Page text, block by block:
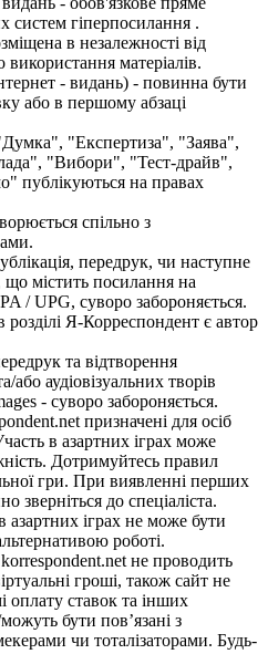
систем гіперпосилання .
в незалежності від
матеріалів.
- видань) - повинна бути
або в першому абзаці
"Експертиза", "Заява",
"Вибори", "Тест-драйв",
публікуються на правах
спільно з
передрук, чи наступне
містить посилання на
/ UPG, суворо забороняється.
Я-Корреспондент є автор
та відтворення
або аудіовізуальних творів
- суворо забороняється.
призначені для осіб
в азартних іграх може
Дотримуйтесь правил
гри. При виявленні перших
зверніться до спеціаліста.
іграх не може бути
роботі.
не проводить
гроші, також сайт не
оплату ставок та інших
бути пов’язані з
чи тоталізаторами. Будь-